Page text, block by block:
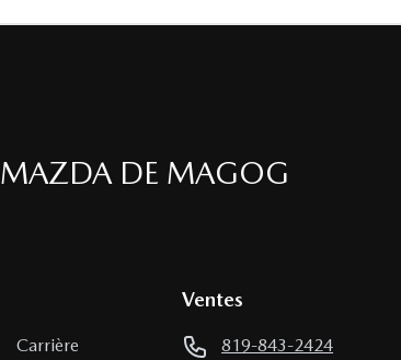
MAZDA DE MAGOG
Carrière
Ventes
819-843-2424